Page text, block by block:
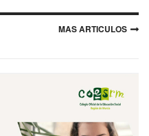
MAS ARTICULOS